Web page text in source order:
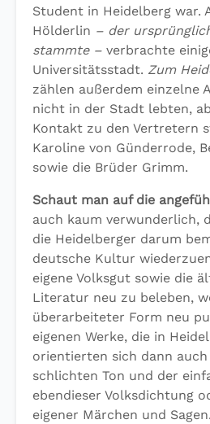
Student in Heidelberg war.
Hölderlin – der
stammte – verbrachte
Universitätsstadt. Zum
zählen außerdem einzelne
nicht in der Stadt lebten,
Kontakt zu den Vertretern
Karoline von Günderrode,
sowie die Brüder Grimm.
Schaut man auf die
auch kaum verwunderlich,
die Heidelberger darum
deutsche Kultur
eigene Volksgut sowie die
Literatur neu zu beleben,
überarbeiteter Form neu
eigenen Werke, die in
orientierten sich dann
schlichten Ton und der
ebendieser Volksdichtung
eigener Märchen und Sagen.